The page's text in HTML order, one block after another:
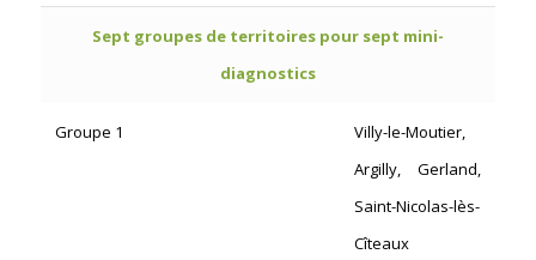
Sept groupes de territoires pour sept mini-
diagnostics
Groupe 1
Villy-le-Moutier,
Argilly, Gerland,
Saint-Nicolas-lès-
Cîteaux